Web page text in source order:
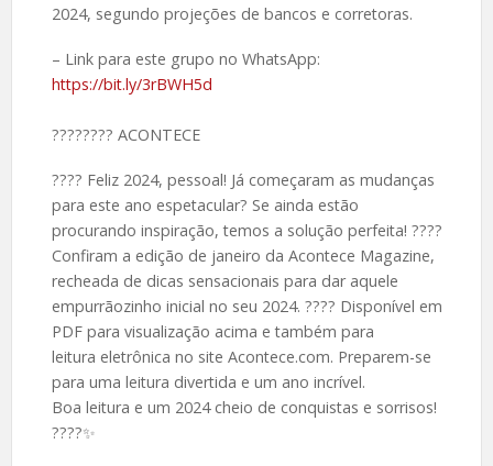
2024, segundo projeções de bancos e corretoras.
– Link para este grupo no WhatsApp:
https://bit.ly/3rBWH5d
????️???? ACONTECE
???? Feliz 2024, pessoal! Já começaram as mudanças
para este ano espetacular? Se ainda estão
procurando inspiração, temos a solução perfeita! ????
Confiram a edição de janeiro da Acontece Magazine,
recheada de dicas sensacionais para dar aquele
empurrãozinho inicial no seu 2024. ???? Disponível em
PDF para visualização acima e também para
leitura eletrônica no site Acontece.com. Preparem-se
para uma leitura divertida e um ano incrível.
Boa leitura e um 2024 cheio de conquistas e sorrisos!
????✨